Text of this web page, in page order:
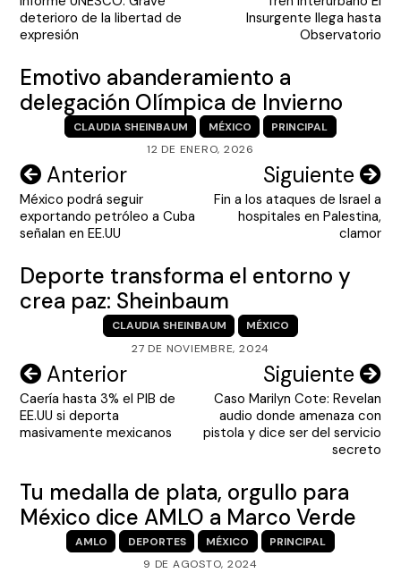
de
entradas
deterioro de la libertad de
expresión
Insurgente llega hasta
Observatorio
Emotivo abanderamiento a
delegación Olímpica de Invierno
CLAUDIA SHEINBAUM MÉXICO
PRINCIPAL
12 DE ENERO, 2026
Navegación
de
entradas
Anterior
México podrá seguir
exportando petróleo a Cuba
señalan en EE.UU
Siguiente
Fin a los ataques de Israel a
hospitales en Palestina,
clamor
Deporte transforma el entorno y
crea paz: Sheinbaum
CLAUDIA SHEINBAUM
MÉXICO
27 DE NOVIEMBRE, 2024
Navegación
de
entradas
Anterior
Caería hasta 3% el PIB de
EE.UU si deporta
masivamente mexicanos
Siguiente
Caso Marilyn Cote: Revelan
audio donde amenaza con
pistola y dice ser del servicio
secreto
Tu medalla de plata, orgullo para
México dice AMLO a Marco Verde
AMLO DEPORTES MÉXICO
PRINCIPAL
9 DE AGOSTO, 2024